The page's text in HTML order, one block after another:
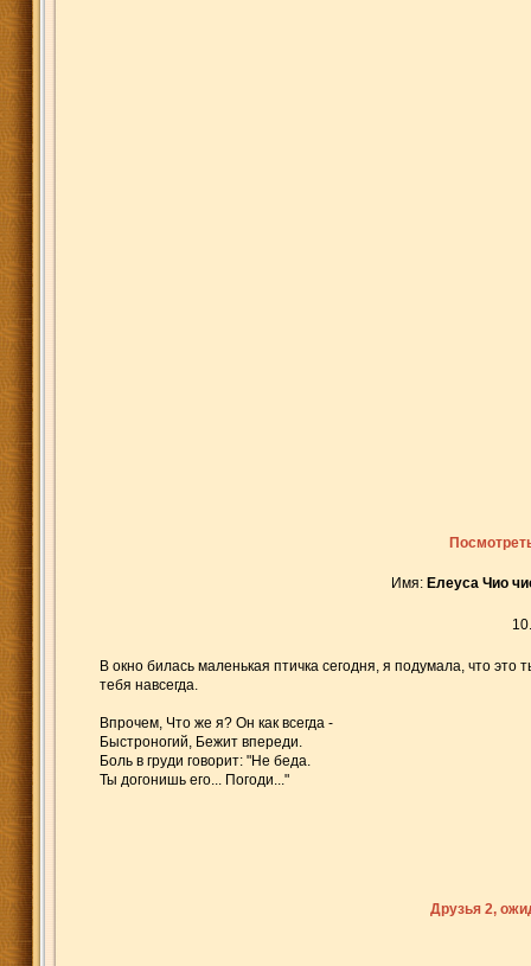
Имя: Елеуса Чио
В окно билась маленькая птичка сегодня, я подумала, что
тебя навсегда.
Впрочем, Что же я? Он как всегда -
Быстроногий, Бежит впереди.
Боль в груди говорит: "Не беда.
Ты догонишь его... Погоди..."
Друзья 2,